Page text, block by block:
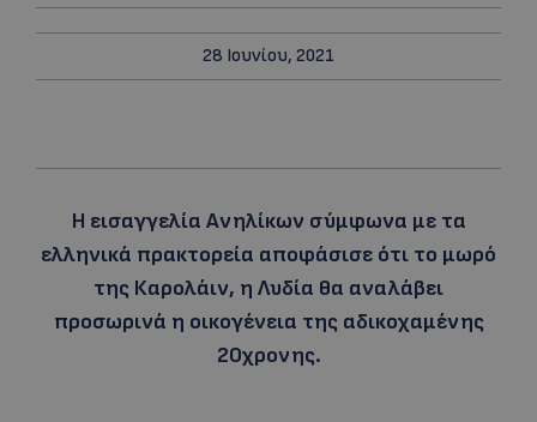
28 Ιουνίου, 2021
Η εισαγγελία Ανηλίκων σύμφωνα με τα
ελληνικά πρακτορεία αποφάσισε ότι το μωρό
της Καρολάιν, η Λυδία θα αναλάβει
προσωρινά η οικογένεια της αδικοχαμένης
20χρονης.